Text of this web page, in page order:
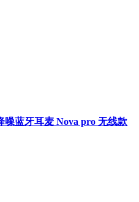
噪蓝牙耳麦 Nova pro 无线款